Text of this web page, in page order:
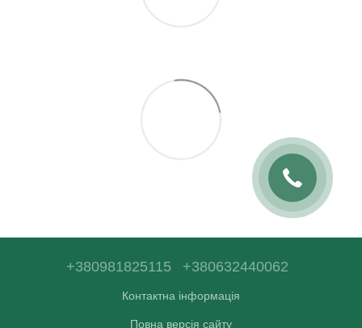
+380981825115 +380632440062
Контактна інформація
Повна версія сайту